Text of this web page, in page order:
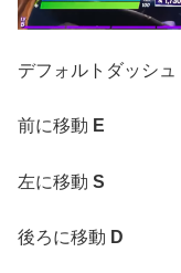
デフォルトダッシュ
前に移動 E
左に移動 S
後ろに移動 D